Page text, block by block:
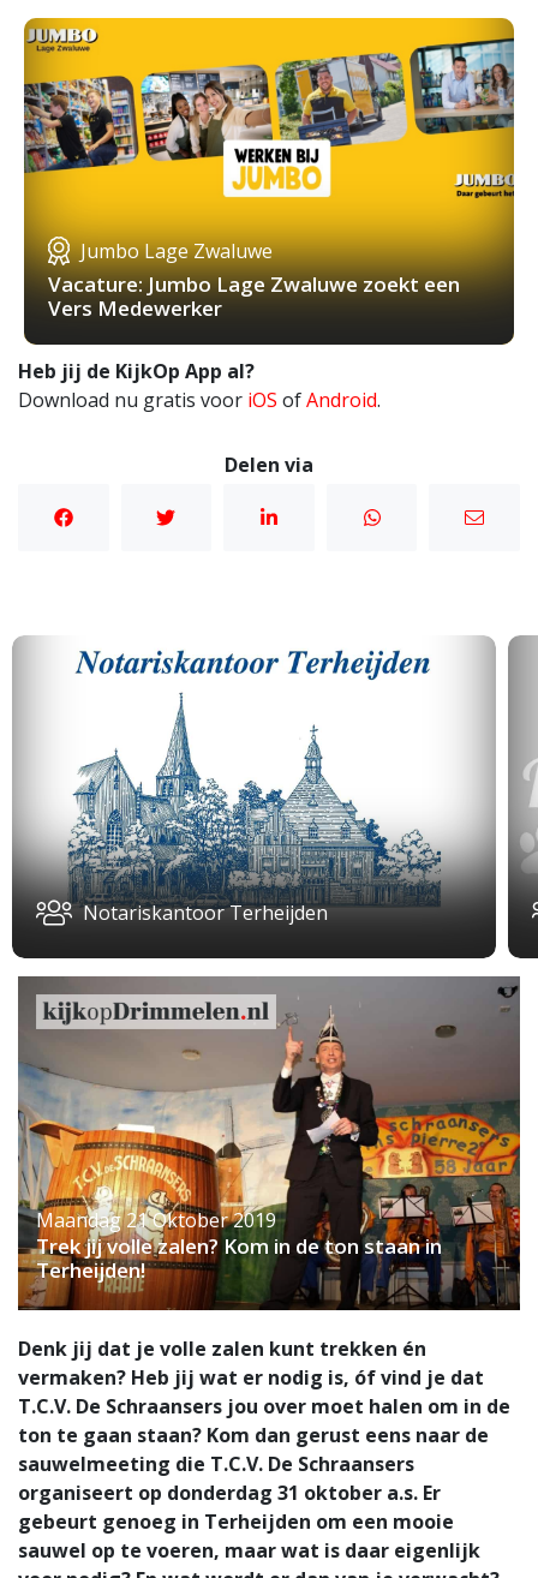
Jumbo Lage Zwaluwe
Vacature: Jumbo Lage Zwaluwe zoekt een
Vers Medewerker
Heb jij de KijkOp App al?
Download nu gratis voor iOS ofAndroid.
Delen via
Notariskantoor Terheijden
Maandag 21 Oktober 2019
Trek jij volle zalen? Kom in de ton staan in
Terheijden!
Denk jij dat je volle zalen kunt trekken én
vermaken? Heb jij wat er nodig is, óf vind je dat
T.C.V. De Schraansers jou over moet halen om in de
ton te gaan staan? Kom dan gerust eens naar de
sauwelmeeting die T.C.V. De Schraansers
organiseert op donderdag 31 oktober a.s. Er
gebeurt genoeg in Terheijden om een mooie
sauwel op te voeren, maar wat is daar eigenlijk